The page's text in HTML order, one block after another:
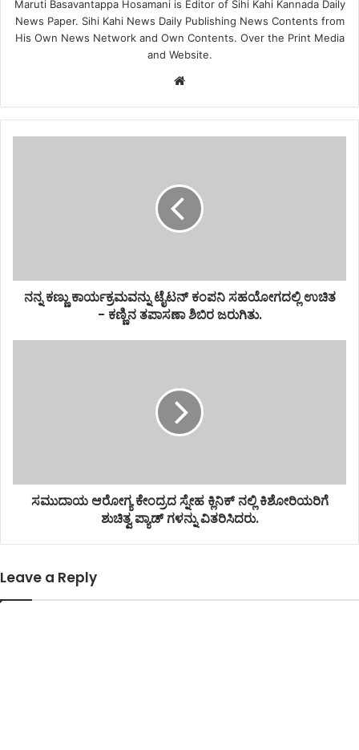
Maruti Basavantappa Hosamani is Editor of Sihi Kahi Kannada Daily
News Paper. Sihi Kahi News Daily Publishing News Contents from
His Own News Network and Own Contents. Over the Print Media
and Website.
Website
ನನ್ನ ಕಣ್ಣು ಕಾರ್ಯಕ್ರಮವನ್ನು ಟೈಟನ್ ಕಂಪನಿ ಸಹಯೋಗದಲ್ಲಿ ಉಚಿತ
- ಕಣ್ಣಿನ ತಪಾಸಣಾ ಶಿಬಿರ ಜರುಗಿತು.
ಸಮುದಾಯ ಆರೋಗ್ಯ ಕೇಂದ್ರದ ಸ್ನೇಹ ಕ್ಲಿನಿಕ್ ನಲ್ಲಿ ಕಿಶೋರಿಯರಿಗೆ
ಶುಚಿತ್ವ ಪ್ಯಾಡ್ ಗಳನ್ನು ವಿತರಿಸಿದರು.
Leave a Reply